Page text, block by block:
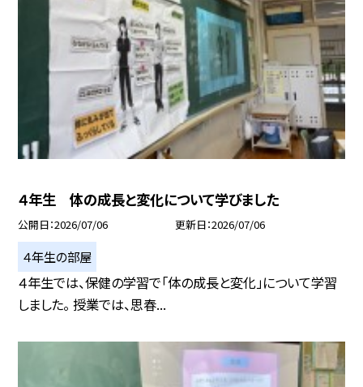
４年生 体の成長と変化について学びました
公開日 2026/07/06 更新日 2026/07/06
４年生の部屋
４年生では、保健の学習で「体の成長と変化」について学習
しました。 授業では、思春...